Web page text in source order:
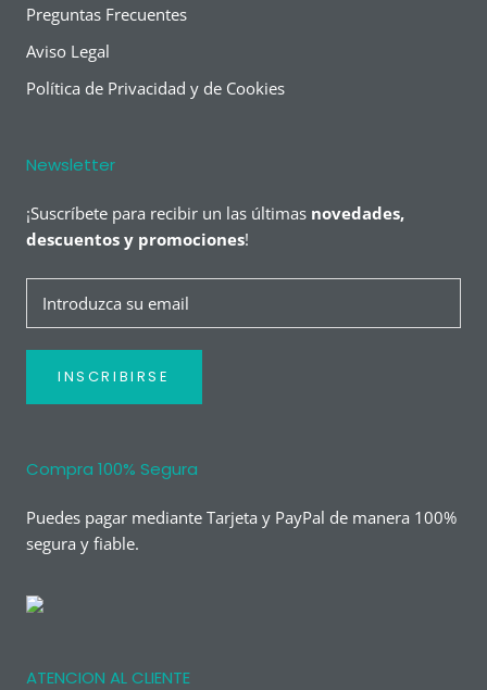
Preguntas Frecuentes
Aviso Legal
Política de Privacidad y de Cookies
Newsletter
¡Suscríbete para recibir un las últimas novedades,
descuentos y promociones!
INSCRIBIRSE
Compra 100% Segura
Puedes pagar mediante Tarjeta y PayPal de manera 100%
segura y fiable.
ATENCION AL CLIENTE